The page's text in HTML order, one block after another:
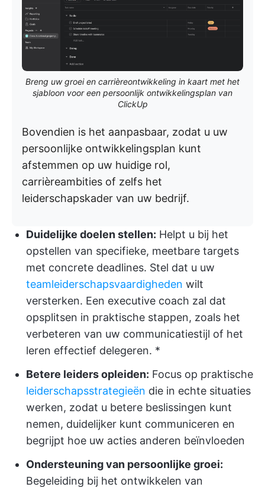
Breng uw groei en carrièreontwikkeling in kaart met het
sjabloon voor een persoonlijk ontwikkelingsplan van
ClickUp
Bovendien is het aanpasbaar, zodat u uw
persoonlijke ontwikkelingsplan kunt
afstemmen op uw huidige rol,
carrièreambities of zelfs het
leiderschapskader van uw bedrijf.
Duidelijke doelen stellen: Helpt u bij het
opstellen van specifieke, meetbare targets
met concrete deadlines. Stel dat u uw
teamleiderschapsvaardigheden wilt
versterken. Een executive coach zal dat
opsplitsen in praktische stappen, zoals het
verbeteren van uw communicatiestijl of het
leren effectief delegeren. *
Betere leiders opleiden: Focus op praktische
leiderschapsstrategieën die in echte situaties
werken, zodat u betere beslissingen kunt
nemen, duidelijker kunt communiceren en
begrijpt hoe uw acties anderen beïnvloeden
Ondersteuning van persoonlijke groei:
Begeleiding bij het ontwikkelen van